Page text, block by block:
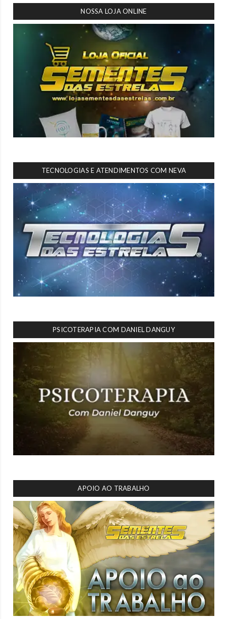
NOSSA LOJA ONLINE
TECNOLOGIAS E ATENDIMENTOS COM NEVA
PSICOTERAPIA COM DANIEL DANGUY
APOIO AO TRABALHO